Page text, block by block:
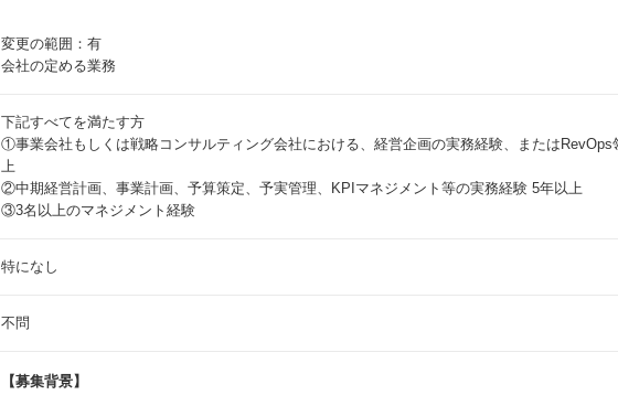
変更の範囲：有
会社の定める業務
下記すべてを満たす方
①事業会社もしくは戦略コンサルティング会社における、経営企画の実務経験、またはRevOps
上
②中期経営計画、事業計画、予算策定、予実管理、KPIマネジメント等の実務経験 5年以上
③3名以上のマネジメント経験
特になし
不問
【募集背景】